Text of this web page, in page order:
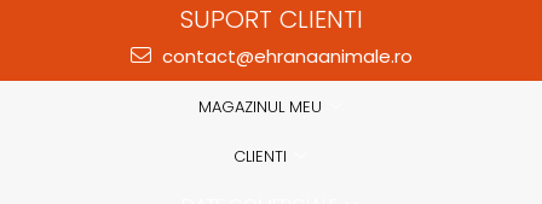
SUPORT CLIENTI
contact@ehranaanimale.ro
MAGAZINUL MEU
CLIENTI